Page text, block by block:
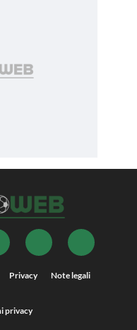
Privacy Note legali
privacy